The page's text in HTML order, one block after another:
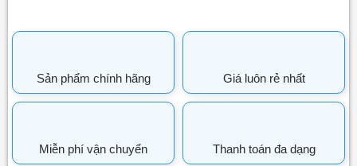
Sản phẩm chính hãng Giá luôn rẻ nhất
Miễn phí vận chuyển Thanh toán đa dạng